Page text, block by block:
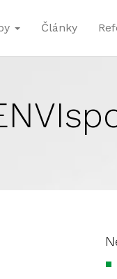
Články